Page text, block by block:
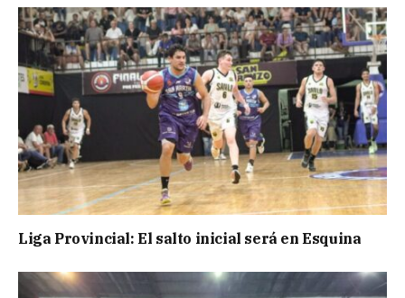
Liga Provincial: El salto inicial será en Esquina